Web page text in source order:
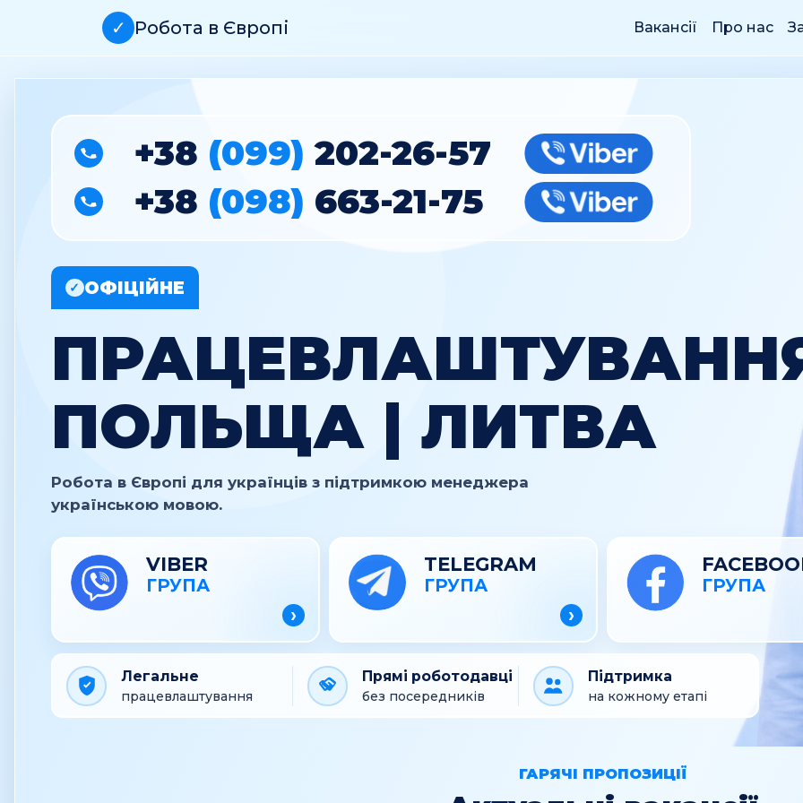
✓ Робота в Європі Вакансії Про нас
+38 (099) 202-26-57 Viber
+38 (098) 663-21-75 Viber
✓ ОФІЦІЙНЕ
ПОЛЬЩА | ЛИТВА
Робота в Європі для українців з підтримкою менеджера
українською мовою.
VIBER
ГРУПА
›
TELEGRAM
ГРУПА
›
ГРУПА
Легальне
працевлаштування
Прямі роботодавці
без посередників
Підтримка
на кожному етапі
ГАРЯЧІ ПРОПОЗИЦІЇ